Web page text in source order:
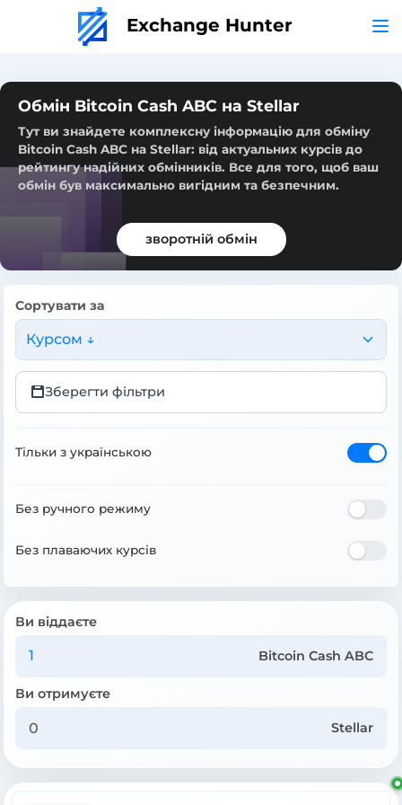
Exchange Hunter
Обмін Bitcoin Cash ABC на Stellar
Тут ви знайдете комплексну інформацію для обміну
Bitcoin Cash ABC на Stellar: від актуальних курсів до
рейтингу надійних обмінників. Все для того, щоб ваш
обмін був максимально вигідним та безпечним.
зворотній обмін
Сортувати за
Курсом ↓
Зберегти фільтри
Тільки з українською
Без ручного режиму
Без плаваючих курсів
Ви віддаєте
Bitcoin Cash ABC
Ви отримуєте
Stellar